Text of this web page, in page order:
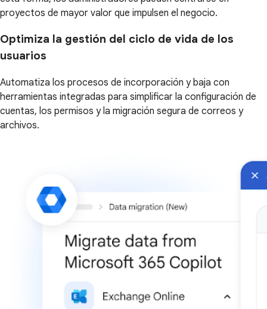
proyectos de mayor valor que impulsen el negocio.
Optimiza la gestión del ciclo de vida de los
usuarios
Automatiza los procesos de incorporación y baja con
herramientas integradas para simplificar la configuración de
cuentas, los permisos y la migración segura de correos y
archivos.